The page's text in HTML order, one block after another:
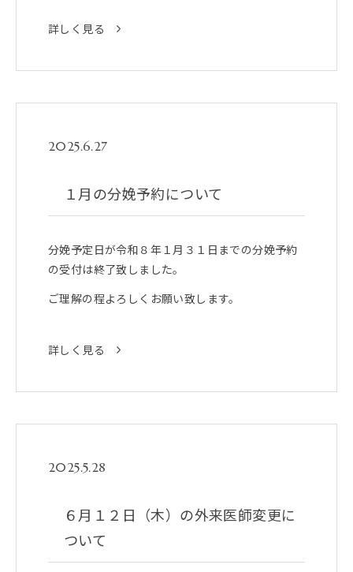
詳しく見る
2025.6.27
１月の分娩予約について
分娩予定日が令和８年１月３１日までの分娩予約
の受付は終了致しました。
ご理解の程よろしくお願い致します。
詳しく見る
2025.5.28
６月１２日（木）の外来医師変更に
ついて